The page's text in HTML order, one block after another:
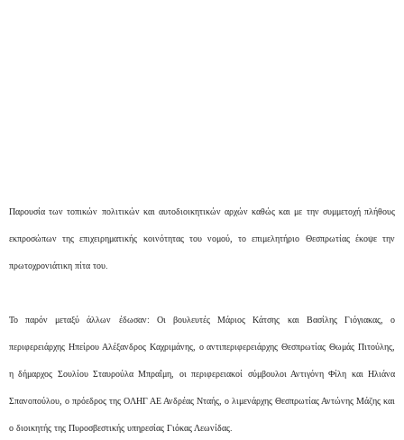
Παρουσία των τοπικών πολιτικών και αυτοδιοικητικών αρχών καθώς και με την συμμετοχή πλήθους
εκπροσώπων της επιχειρηματικής κοινότητας του νομού, το επιμελητήριο Θεσπρωτίας έκοψε την
πρωτοχρονιάτικη πίτα του.
Το παρόν μεταξύ άλλων έδωσαν: Οι βουλευτές Μάριος Κάτσης και Βασίλης Γιόγιακας, ο
περιφερειάρχης Ηπείρου Αλέξανδρος Καχριμάνης, ο αντιπεριφερειάρχης Θεσπρωτίας Θωμάς Πιτούλης,
η δήμαρχος Σουλίου Σταυρούλα Μπραΐμη, οι περιφερειακοί σύμβουλοι Αντιγόνη Φίλη και Ηλιάνα
Σπανοπούλου, ο πρόεδρος της ΟΛΗΓ ΑΕ Ανδρέας Νταής, ο λιμενάρχης Θεσπρωτίας Αντώνης Μάζης και
ο διοικητής της Πυροσβεστικής υπηρεσίας Γιόκας Λεωνίδας.